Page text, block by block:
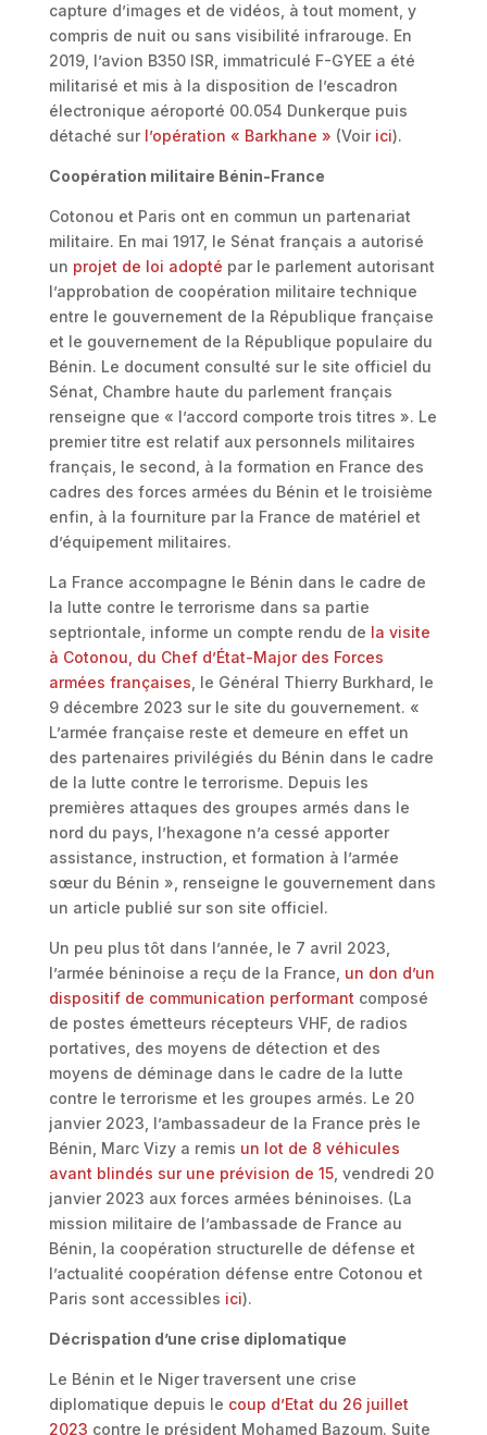
capture d’images et de vidéos, à tout moment, y
compris de nuit ou sans visibilité infrarouge. En
2019, l’avion B350 ISR, immatriculé F-GYEE a été
militarisé et mis à la disposition de l’escadron
électronique aéroporté 00.054 Dunkerque puis
détaché sur l’opération « Barkhane » (Voirici).
Coopération militaire Bénin-France
Cotonou et Paris ont en commun un partenariat
militaire. En mai 1917, le Sénat français a autorisé
un projet de loi adopté par le parlement autorisant
l’approbation de coopération militaire technique
entre le gouvernement de la République française
et le gouvernement de la République populaire du
Bénin. Le document consulté sur le site officiel du
Sénat, Chambre haute du parlement français
renseigne que « l’accord comporte trois titres ». Le
premier titre est relatif aux personnels militaires
français, le second, à la formation en France des
cadres des forces armées du Bénin et le troisième
enfin, à la fourniture par la France de matériel et
d’équipement militaires.
La France accompagne le Bénin dans le cadre de
la lutte contre le terrorisme dans sa partie
septriontale, informe un compte rendu de la visite
à Cotonou, du Chef d’État-Major des Forces
armées françaises , le Général Thierry Burkhard, le
9 décembre 2023 sur le site du gouvernement. «
L’armée française reste et demeure en effet un
des partenaires privilégiés du Bénin dans le cadre
de la lutte contre le terrorisme. Depuis les
premières attaques des groupes armés dans le
nord du pays, l’hexagone n’a cessé apporter
assistance, instruction, et formation à l’armée
sœur du Bénin », renseigne le gouvernement dans
un article publié sur son site officiel.
Un peu plus tôt dans l’année, le 7 avril 2023,
l’armée béninoise a reçu de la France, un don d’un
dispositif de communication performant composé
de postes émetteurs récepteurs VHF, de radios
portatives, des moyens de détection et des
moyens de déminage dans le cadre de la lutte
contre le terrorisme et les groupes armés. Le 20
janvier 2023, l’ambassadeur de la France près le
Bénin, Marc Vizy a remis un lot de 8 véhicules
avant blindés sur une prévision de 15, vendredi 20
janvier 2023 aux forces armées béninoises. (La
mission militaire de l’ambassade de France au
Bénin, la coopération structurelle de défense et
l’actualité coopération défense entre Cotonou et
Paris sont accessibles ici).
Décrispation d’une crise diplomatique
Le Bénin et le Niger traversent une crise
diplomatique depuis le coup d’Etat du 26 juillet
2023 contre le président Mohamed Bazoum. Suite